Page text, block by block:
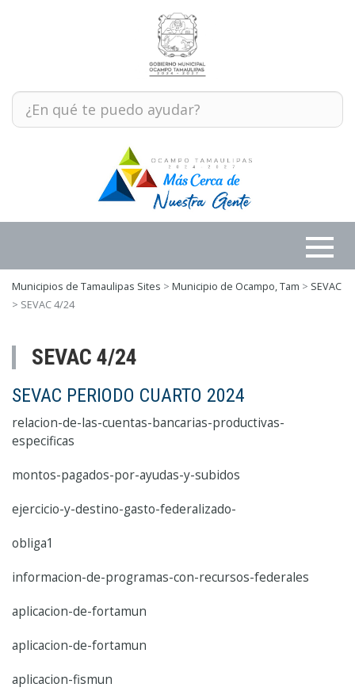
Municipios de Tamaulipas Sites > Municipio de Ocampo, Tam > SEVAC
> SEVAC 4/24
SEVAC 4/24
SEVAC PERIODO CUARTO 2024
relacion-de-las-cuentas-bancarias-productivas-
especificas
montos-pagados-por-ayudas-y-subidos
ejercicio-y-destino-gasto-federalizado-
obliga1
informacion-de-programas-con-recursos-federales
aplicacion-de-fortamun
aplicacion-de-fortamun
aplicacion-fismun